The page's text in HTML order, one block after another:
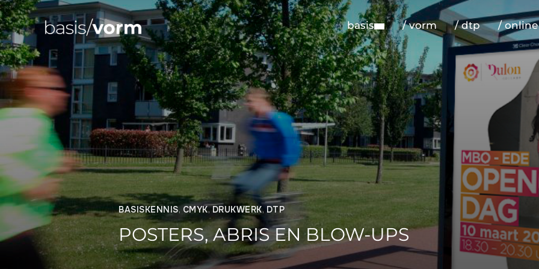
basis / vorm / dtp / online
BASISKENNIS, CMYK,DRUKWERK, DTP
POSTERS, ABRIS EN BLOW-UPS